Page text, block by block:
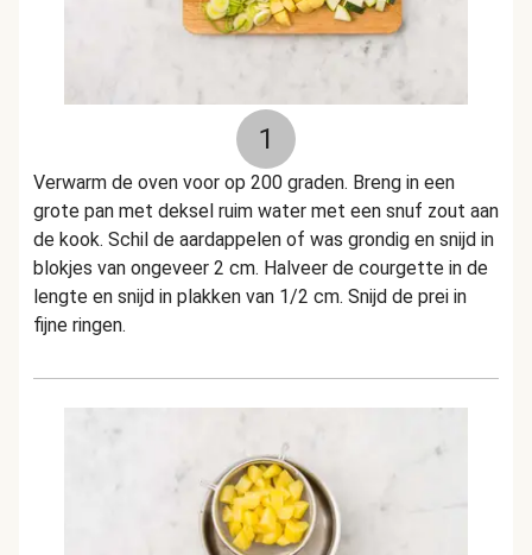
1
Verwarm de oven voor op 200 graden. Breng in een
grote pan met deksel ruim water met een snuf zout aan
de kook. Schil de aardappelen of was grondig en snijd in
blokjes van ongeveer 2 cm. Halveer de courgette in de
lengte en snijd in plakken van 1/2 cm. Snijd de prei in
fijne ringen.